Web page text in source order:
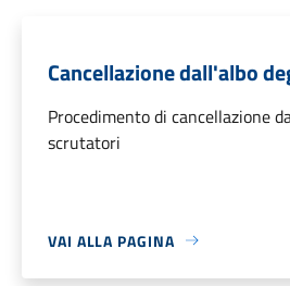
Cancellazione dall'albo
Procedimento di cancellazione
scrutatori
VAI ALLA PAGINA